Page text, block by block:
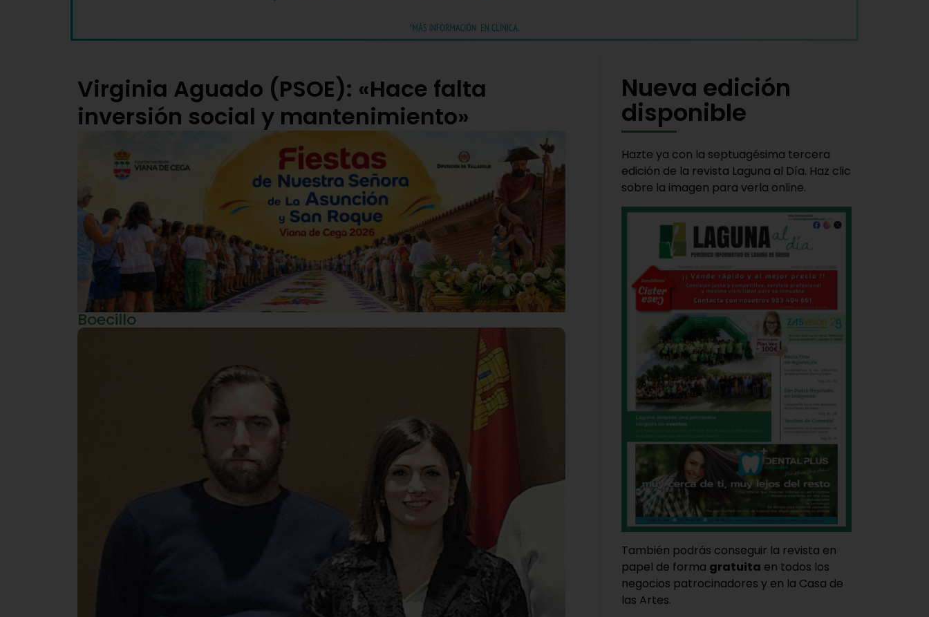
Virginia Aguado (PSOE): «Hace falta
inversión social y mantenimiento»
Boecillo
Nueva edición
disponible
Hazte ya con la septuagésima tercera
edición de la revista Laguna al Día. Haz clic
sobre la imagen para verla online.
También podrás conseguir la revista en
papel de forma gratuita en todos los
negocios patrocinadores y en la Casa de
las Artes.